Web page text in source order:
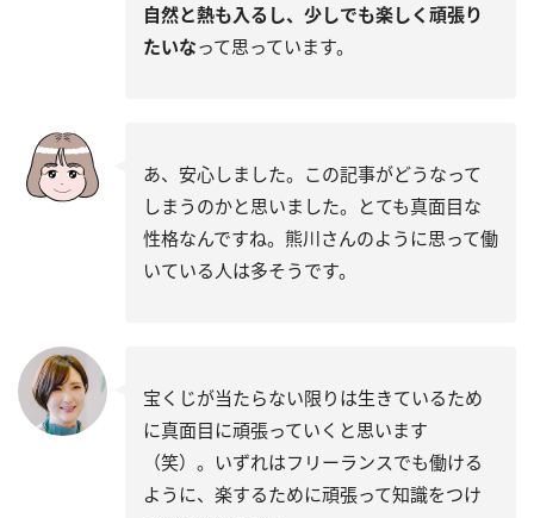
自然と熱も入るし、少しでも楽しく頑張り
たいなって思っています。
あ、安心しました。この記事がどうなって
しまうのかと思いました。とても真面目な
性格なんですね。熊川さんのように思って働
いている人は多そうです。
宝くじが当たらない限りは生きているため
に真面目に頑張っていくと思います
（笑）。いずれはフリーランスでも働ける
ように、楽するために頑張って知識をつけ